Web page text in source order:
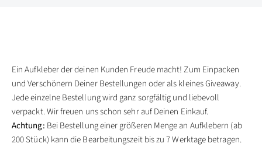
Ein Aufkleber der deinen Kunden Freude macht! Zum Einpacken
und Verschönern Deiner Bestellungen oder als kleines Giveaway.
Jede einzelne Bestellung wird ganz sorgfältig und liebevoll
verpackt. Wir freuen uns schon sehr auf Deinen Einkauf.
Achtung: Bei Bestellung einer größeren Menge an Aufklebern (ab
200 Stück) kann die Bearbeitungszeit bis zu 7 Werktage betragen.